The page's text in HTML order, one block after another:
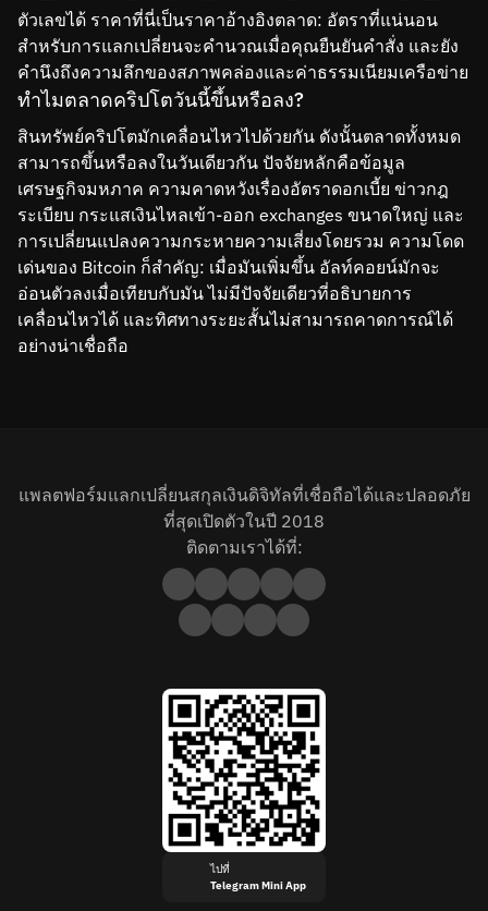
ตัวเลขได้ ราคาที่นี่เป็นราคาอ้างอิงตลาด: อัตราที่แน่นอน
สำหรับการแลกเปลี่ยนจะคำนวณเมื่อคุณยืนยันคำสั่ง และยัง
คำนึงถึงความลึกของสภาพคล่องและค่าธรรมเนียมเครือข่าย
ทำไมตลาดคริปโตวันนี้ขึ้นหรือลง?
สินทรัพย์คริปโตมักเคลื่อนไหวไปด้วยกัน ดังนั้นตลาดทั้งหมด
สามารถขึ้นหรือลงในวันเดียวกัน ปัจจัยหลักคือข้อมูล
เศรษฐกิจมหภาค ความคาดหวังเรื่องอัตราดอกเบี้ย ข่าวกฎ
ระเบียบ กระแสเงินไหลเข้า-ออก exchanges ขนาดใหญ่ และ
การเปลี่ยนแปลงความกระหายความเสี่ยงโดยรวม ความโดด
เด่นของ Bitcoin ก็สำคัญ: เมื่อมันเพิ่มขึ้น อัลท์คอยน์มักจะ
อ่อนตัวลงเมื่อเทียบกับมัน ไม่มีปัจจัยเดียวที่อธิบายการ
เคลื่อนไหวได้ และทิศทางระยะสั้นไม่สามารถคาดการณ์ได้
อย่างน่าเชื่อถือ
แพลตฟอร์มแลกเปลี่ยนสกุลเงินดิจิทัลที่เชื่อถือได้และปลอดภัย
ที่สุดเปิดตัวในปี 2018
ติดตามเราได้ที่:
ไปที่
Telegram Mini App